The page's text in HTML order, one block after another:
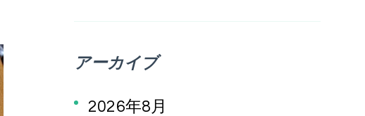
アーカイブ
2026年8月